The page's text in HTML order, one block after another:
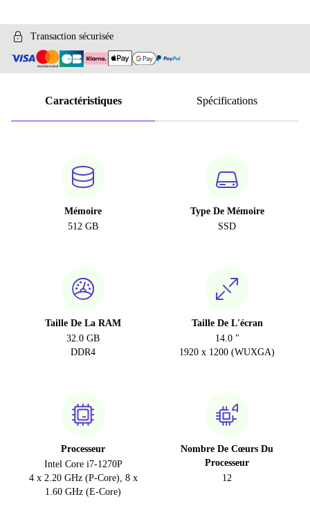
Transaction sécurisée
Caractéristiques Spécifications
Mémoire
512 GB
Type De Mémoire
SSD
Taille De La RAM
32.0 GB
DDR4
Taille De L'écran
14.0 "
1920 x 1200 (WUXGA)
Processeur
Intel Core i7-1270P
4 x 2.20 GHz (P-Core), 8 x
1.60 GHz (E-Core)
Nombre De Cœurs Du
Processeur
12